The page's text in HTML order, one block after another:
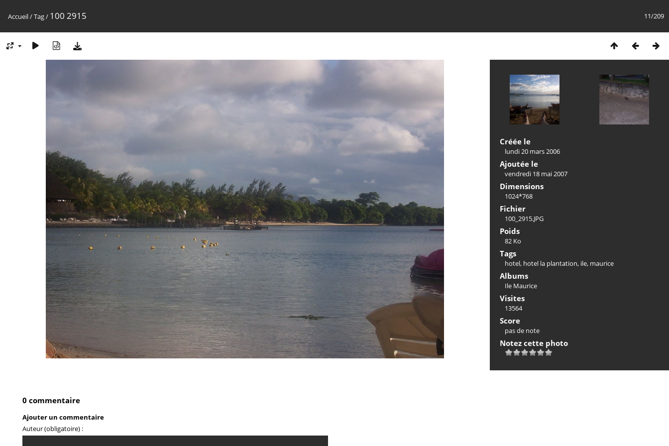
11/209
Accueil/Tag/ 100 2915
Créée le
lundi 20 mars 2006
Ajoutée le
vendredi 18 mai 2007
Dimensions
1024*768
Fichier
100_2915.JPG
Poids
82 Ko
Tags
hotel, hotel la plantation, ile, maurice
Albums
Ile Maurice
Visites
13564
Score
pas de note
Notez cette photo
0 commentaire
Ajouter un commentaire
Auteur (obligatoire) :